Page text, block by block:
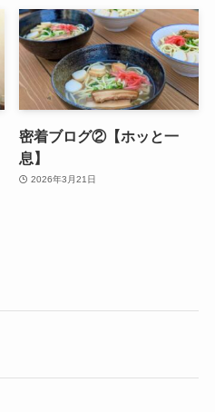
密着ブログ②【ホッと一
息】
2026年3月21日